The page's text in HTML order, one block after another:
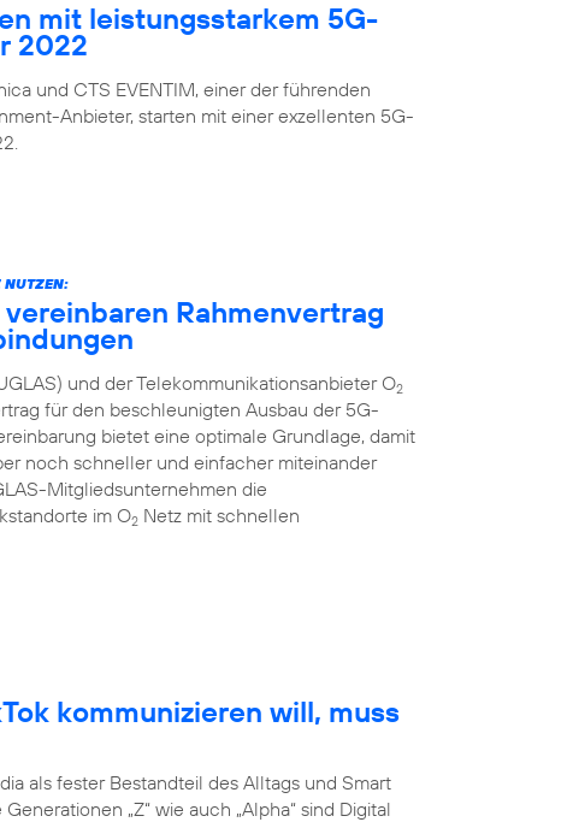
mit leistungsstarkem 5G-
2022
und CTS EVENTIM, einer der führenden
Anbieter, starten mit einer exzellenten 5G-
NUTZEN:
Rahmenvertrag
und der Telekommunikationsanbieter O2
für den beschleunigten Ausbau der 5G-
bietet eine optimale Grundlage, damit
noch schneller und einfacher miteinander
Mitgliedsunternehmen die
im O2 Netz mit schnellen
kommunizieren will, muss
als fester Bestandteil des Alltags und Smart
„Z“ wie auch „Alpha“ sind Digital